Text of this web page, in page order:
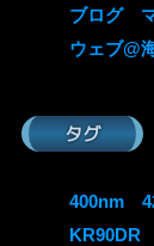
ブログ
ウェブ@
タグ
400nm
KR90DR